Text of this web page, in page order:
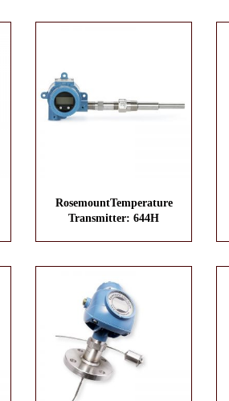
RosemountTemperature
Transmitter: 644H